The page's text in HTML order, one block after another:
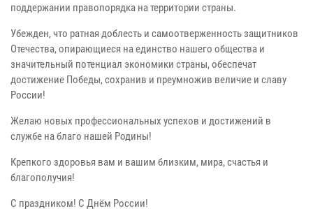
поддержании правопорядка на территории страны.
Убежден, что ратная доблесть и самоотверженность защитников
Отечества, опирающиеся на единство нашего общества и
значительный потенциал экономики страны, обеспечат
достижение Победы, сохранив и преумножив величие и славу
России!
Желаю новых профессиональных успехов и достижений в
службе на благо нашей Родины!
Крепкого здоровья вам и вашим близким, мира, счастья и
благополучия!
С праздником! С Днём России!